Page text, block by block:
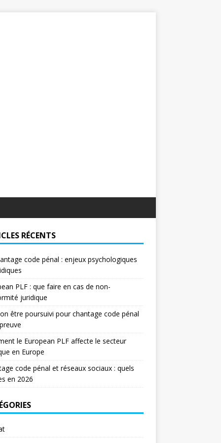
RÉCENTS
code pénal : enjeux psychologiques
PLF : que faire en cas de non-
juridique
être poursuivi pour chantage code pénal
le European PLF affecte le secteur
en Europe
code pénal et réseaux sociaux : quels
en 2026